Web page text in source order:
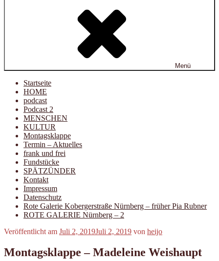
Menü
Startseite
HOME
podcast
Podcast 2
MENSCHEN
KULTUR
Montagsklappe
Termin – Aktuelles
frank und frei
Fundstücke
SPÄTZÜNDER
Kontakt
Impressum
Datenschutz
Rote Galerie Kobergerstraße Nürnberg – früher Pia Rubner
ROTE GALERIE Nürnberg – 2
Veröffentlicht am Juli 2, 2019Juli 2, 2019 von heijo
Montagsklappe – Madeleine Weishaupt